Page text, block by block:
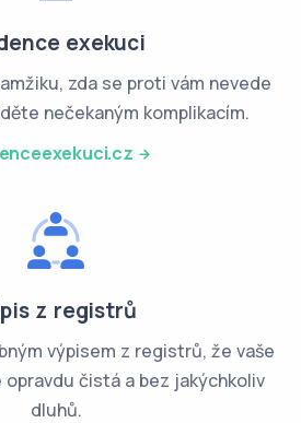
exekuci
zda se proti vám nevede
nečekaným komplikacím.
z registrů
výpisem z registrů, že vaše
čistá a bez jakýchkoliv
dluhů.